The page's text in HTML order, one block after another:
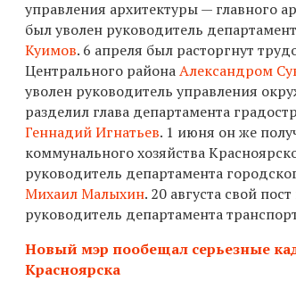
управления архитектуры — главного
был уволен руководитель
Куимов. 6 апреля был расторгнут
Центрального районаАлександром
уволен руководитель управления
разделил глава департамента
Геннадий Игнатьев. 1 июня он же
коммунального хозяйства
руководитель департамента
Михаил Малыхин. 20 августа свой
руководитель департамента
Новый мэр пообещал серьезные
Красноярска